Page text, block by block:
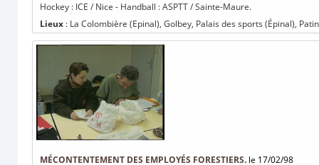
Hockey : ICE / Nice - Handball : ASPTT / Sainte-Maure.
Lieux : La Colombière (Epinal), Golbey, Palais des sports (Épinal),
MÉCONTENTEMENT DES EMPLOYÉS FORESTIERS. le 17/02/98